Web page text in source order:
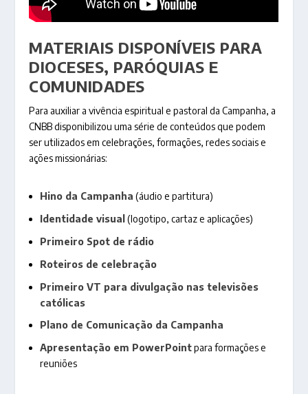
MATERIAIS DISPONÍVEIS PARA
DIOCESES, PARÓQUIAS E
COMUNIDADES
Para auxiliar a vivência espiritual e pastoral da Campanha, a
CNBB disponibilizou uma série de conteúdos que podem
ser utilizados em celebrações, formações, redes sociais e
ações missionárias:
Hino da Campanha (áudio e partitura)
Identidade visual (logotipo, cartaz e aplicações)
Primeiro Spot de rádio
Roteiros de celebração
Primeiro VT para divulgação nas televisões
católicas
Plano de Comunicação da Campanha
Apresentação em PowerPointpara formações e
reuniões